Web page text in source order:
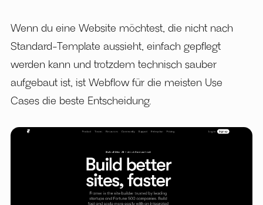
Wenn du eine Website möchtest, die nicht nach
Standard-Template aussieht, einfach gepflegt
werden kann und trotzdem technisch sauber
aufgebaut ist, ist Webflow für die meisten Use
Cases die beste Entscheidung.